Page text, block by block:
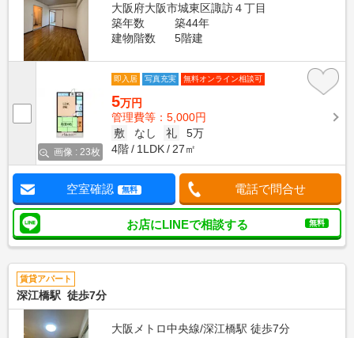
大阪府大阪市城東区諏訪４丁目
築年数
築44年
建物階数
5階建
画像 : 23枚
即入居 写真充実 無料オンライン相談可
5万円
管理費等：5,000円
敷
なし 礼
5万
4階
1LDK 27㎡
空室確認 無料 電話で問合せ
お店にLINEで相談する 無料
賃貸アパート
深江橋駅 徒歩7分
大阪メトロ中央線/深江橋駅 徒歩7分